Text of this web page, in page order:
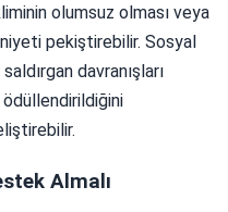
olumsuz olması veya
pekiştirebilir. Sosyal
davranışları
ödüllendirildiğini
Almalı